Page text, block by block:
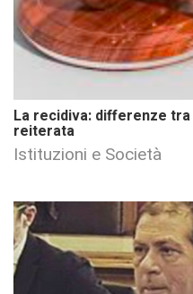
La recidiva: differenze
reiterata
Istituzioni e Società